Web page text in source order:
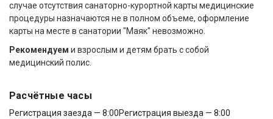
случае отсутствия санаторно-курортной карты медицинские
процедуры назначаются не в полном объеме, оформление
карты на месте в санатории "Маяк" невозможно.
Рекомендуем и взрослым и детям брать с собой
медицинский полис.
Расчётные часы
Регистрация заезда — 8:00Регистрация выезда — 8:00